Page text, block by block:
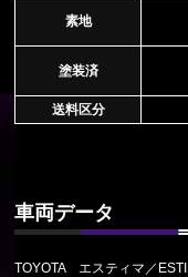
素地
塗装済
送料区分
車両データ
TOYOTA エスティマ／